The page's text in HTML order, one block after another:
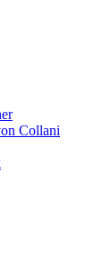
Collani